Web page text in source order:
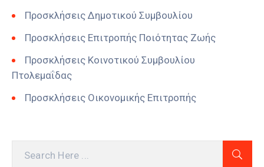
Προσκλήσεις Δημοτικού Συμβουλίου
Προσκλήσεις Επιτροπής Ποιότητας Ζωής
Προσκλήσεις Κοινοτικού Συμβουλίου
Πτολεμαΐδας
Προσκλήσεις Οικονομικής Επιτροπής